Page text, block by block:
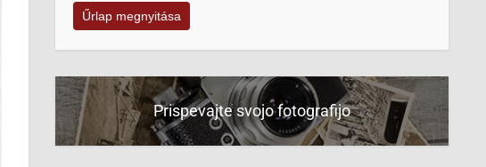
Űrlap megnyitása
Prispevajte svojo fotografijo